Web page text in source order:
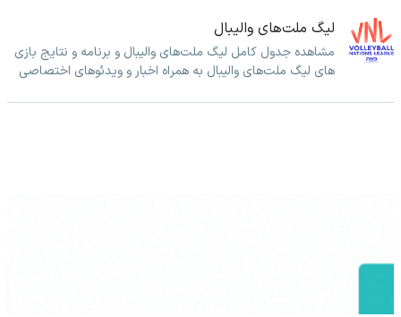
لیگ ملت‌های والیبال
مشاهده جدول کامل لیگ ملت‌های والیبال و برنامه و نتایج بازی
های لیگ ملت‌های والیبال به همراه اخبار و ویدئوهای اختصاصی